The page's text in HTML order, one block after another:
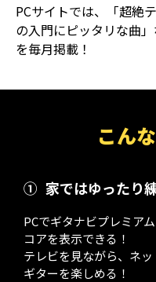
PCサイトでは、「超絶
の入門にピッタリな曲
を毎月掲載！
こん
① 家ではゆったり
PCでギタナビプレミア
コアを表示できる！
テレビを見ながら、ネ
ギターを楽しめる！